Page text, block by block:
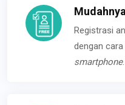
Registrasi
dengan
smartphone.